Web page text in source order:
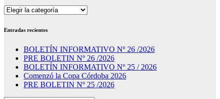
Secciones
Entradas recientes
BOLETÍN INFORMATIVO Nº 26 /2026
PRE BOLETIN Nº 26 /2026
BOLETÍN INFORMATIVO Nº 25 / 2026
Comenzó la Copa Córdoba 2026
PRE BOLETIN Nº 25 /2026